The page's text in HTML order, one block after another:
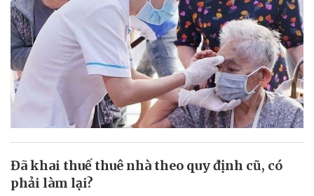
Đã khai thuế thuê nhà theo quy định cũ, có
phải làm lại?